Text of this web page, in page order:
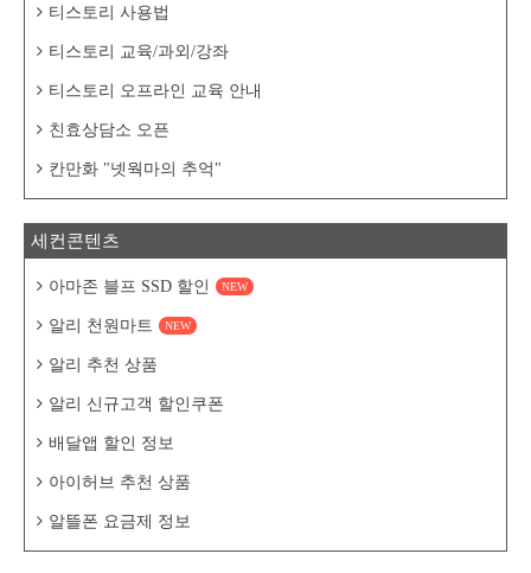
티스토리 사용법
티스토리 교육/과외/강좌
티스토리 오프라인 교육 안내
친효상담소 오픈
칸만화 "넷웍마의 추억"
세컨콘텐츠
아마존 블프 SSD 할인 NEW
알리 천원마트 NEW
알리 추천 상품
알리 신규고객 할인쿠폰
배달앱 할인 정보
아이허브 추천 상품
알뜰폰 요금제 정보